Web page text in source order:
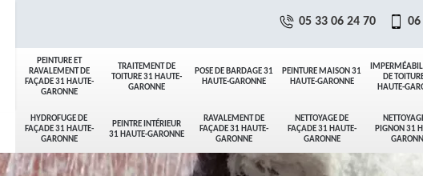
PEINTURE ET
RAVALEMENT DE
FAÇADE 31 HAUTE-
GARONNE
TRAITEMENT DE
TOITURE 31 HAUTE-
GARONNE
POSE DE BARDAGE 31
HAUTE-GARONNE
PEINTURE MAISON 31
HAUTE-GARONNE
DE
HAUTE-
HYDROFUGE DE
FAÇADE 31 HAUTE-
GARONNE
PEINTRE INTÉRIEUR
31 HAUTE-GARONNE
RAVALEMENT DE
FAÇADE 31 HAUTE-
GARONNE
NETTOYAGE DE
FAÇADE 31 HAUTE-
GARONNE
PIGNON 31
05 33 06 24 70 06